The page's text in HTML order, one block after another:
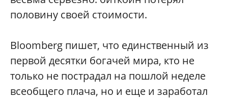
половину своей стоимости.
Bloomberg пишет, что единственный из
первой десятки богачей мира, кто не
только не пострадал на пошлой неделе
всеобщего плача, но и еще и заработал